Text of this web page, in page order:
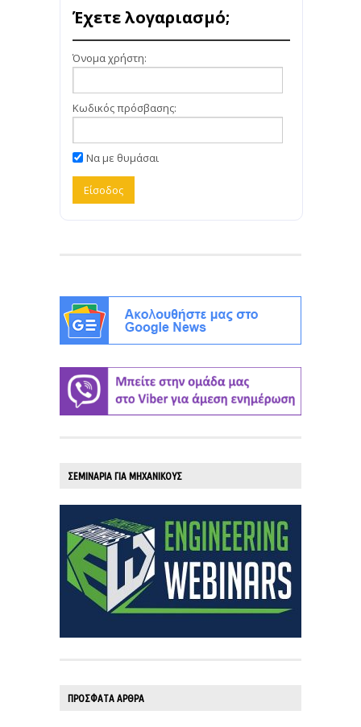
Έχετε λογαριασμό;
Όνομα χρήστη:
Κωδικός πρόσβασης:
Να με θυμάσαι
ΣΕΜΙΝΑΡΙΑ ΓΙΑ ΜΗΧΑΝΙΚΟΥΣ
ΠΡΟΣΦΑΤΑ ΑΡΘΡΑ